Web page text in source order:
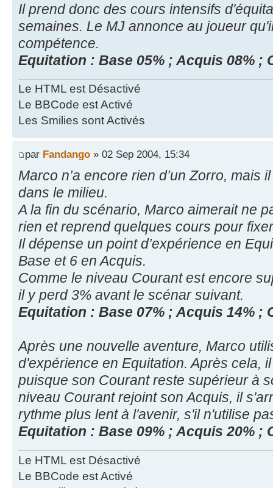
Il prend donc des cours intensifs
semaines. Le MJ annonce au joueur
compétence.
Equitation : Base 05% ; Acquis 08% ;
Le HTML est Désactivé
Le BBCode est Activé
Les Smilies sont Activés
par Fandango » 02 Sep 2004, 15:34
Marco n’a encore rien d’un Zorro, mais
dans le milieu.
A la fin du scénario, Marco aimerait ne
rien et reprend quelques cours pour
Il dépense un point d’expérience en
Base et 6 en Acquis.
Comme le niveau Courant est encore
il y perd 3% avant le scénar suivant.
Equitation : Base 07% ; Acquis 14% ;
Après une nouvelle aventure, Marco
d'expérience en Equitation. Après cela,
puisque son Courant reste supérieur à
niveau Courant rejoint son Acquis, il
rythme plus lent à l'avenir, s'il n'utilise
Equitation : Base 09% ; Acquis 20% ;
Le HTML est Désactivé
Le BBCode est Activé